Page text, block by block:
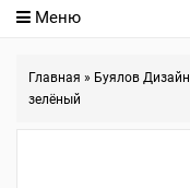
Меню
Главная » Буялов Дизайн
зелёный